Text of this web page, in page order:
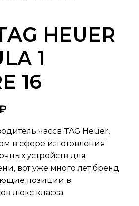
HEUER
1
16
часов TAG Heuer,
в сфере изготовления
устройств для
вот уже много лет бренд
позиции в
люкс класса.